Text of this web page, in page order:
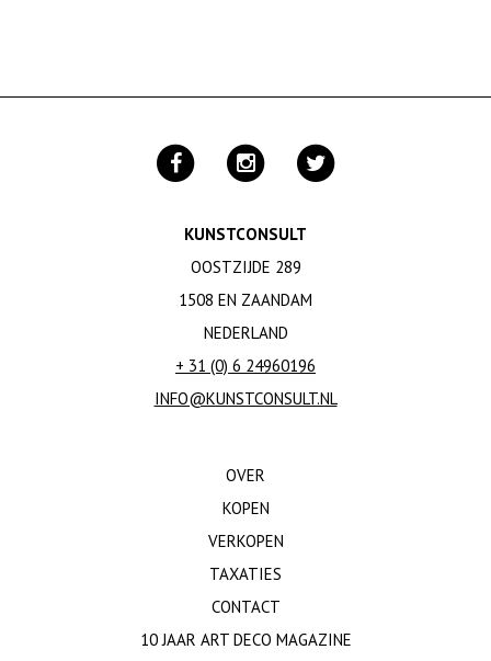
KUNSTCONSULT
OOSTZIJDE 289
1508 EN ZAANDAM
NEDERLAND
+ 31 (0) 6 24960196
INFO@KUNSTCONSULT.NL
OVER
KOPEN
VERKOPEN
TAXATIES
CONTACT
10 JAAR ART DECO MAGAZINE